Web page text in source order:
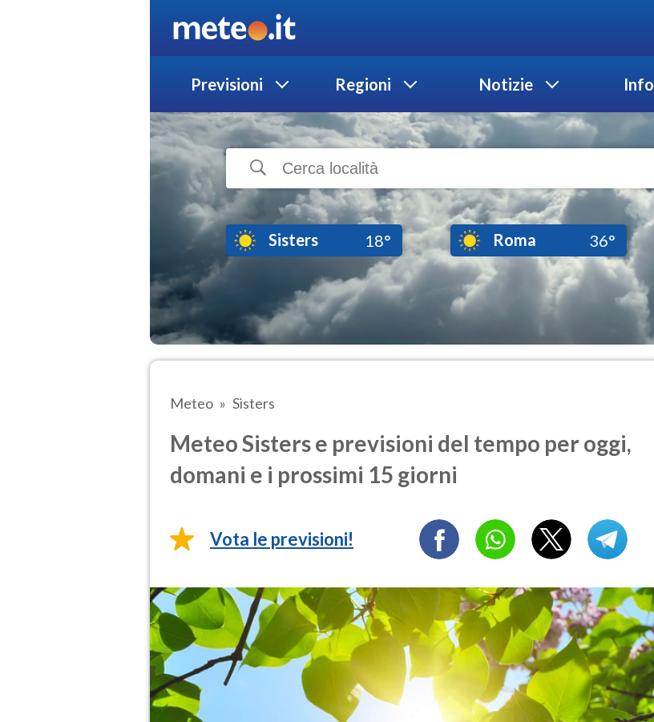
Previsioni Regioni Notizie Info
Sisters 18° Roma 36°
Meteo Sisters
Meteo Sisters e previsioni del tempo per oggi,
domani e i prossimi 15 giorni
Vota le previsioni!